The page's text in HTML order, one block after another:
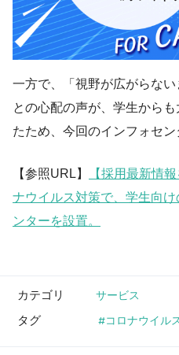
一方で、「視野が広がらない
との心配の声が、学生から
たため、今回のインフォセン
【参照URL】
【採用最新情
ナウイルス対策で、学生向
ンターを設置。
カテゴリ サービス
タグ コロナウイル